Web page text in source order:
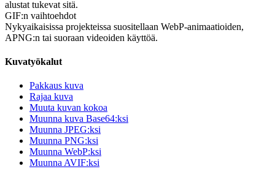
alustat tukevat sitä.
GIF:n vaihtoehdot
Nykyaikaisissa projekteissa suositellaan WebP-animaatioiden,
APNG:n tai suoraan videoiden käyttöä.
Kuvatyökalut
Pakkaus kuva
Rajaa kuva
Muuta kuvan kokoa
Muunna kuva Base64:ksi
Muunna JPEG:ksi
Muunna PNG:ksi
Muunna WebP:ksi
Muunna AVIF:ksi